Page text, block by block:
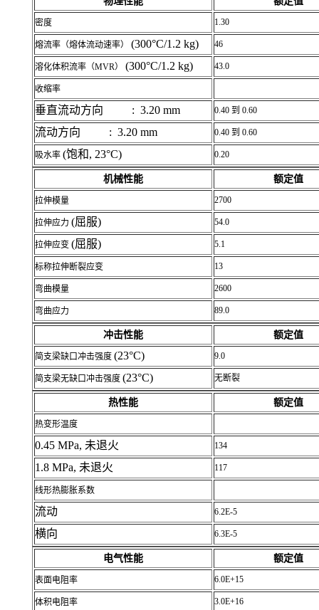
密度 1.30
熔流率（熔体流动速率） (300°C/1.2 kg) 46
溶化体积流率（MVR） (300°C/1.2 kg) 43.0
收缩率
垂直流动方向 : 3.20 mm 0.40 到 0.60
流动方向 : 3.20 mm 0.40 到 0.60
吸水率 (饱和, 23°C) 0.20
机械性能 额定值
拉伸模量 2700
拉伸应力 (屈服) 54.0
拉伸应变 (屈服) 5.1
标称拉伸断裂应变 13
弯曲模量 2600
弯曲应力 89.0
冲击性能 额定值
简支梁缺口冲击强度 (23°C) 9.0
简支梁无缺口冲击强度 (23°C) 无断裂
热性能 额定值
热变形温度
0.45 MPa, 未退火 134
1.8 MPa, 未退火 117
线形热膨胀系数
流动 6.2E-5
横向 6.3E-5
电气性能 额定值
表面电阻率 6.0E+15
体积电阻率 3.0E+16